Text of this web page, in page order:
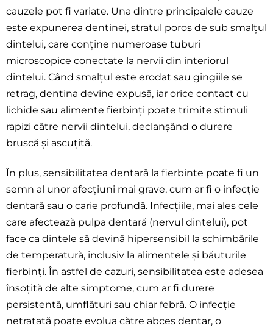
cauzele pot fi variate. Una dintre principalele cauze
este expunerea dentinei, stratul poros de sub smalțul
dintelui, care conține numeroase tuburi
microscopice conectate la nervii din interiorul
dintelui. Când smalțul este erodat sau gingiile se
retrag, dentina devine expusă, iar orice contact cu
lichide sau alimente fierbinți poate trimite stimuli
rapizi către nervii dintelui, declanșând o durere
bruscă și ascuțită.
În plus, sensibilitatea dentară la fierbinte poate fi un
semn al unor afecțiuni mai grave, cum ar fi o infecție
dentară sau o carie profundă. Infecțiile, mai ales cele
care afectează pulpa dentară (nervul dintelui), pot
face ca dintele să devină hipersensibil la schimbările
de temperatură, inclusiv la alimentele și băuturile
fierbinți. În astfel de cazuri, sensibilitatea este adesea
însoțită de alte simptome, cum ar fi durere
persistentă, umflături sau chiar febră. O infecție
netratată poate evolua către abces dentar, o